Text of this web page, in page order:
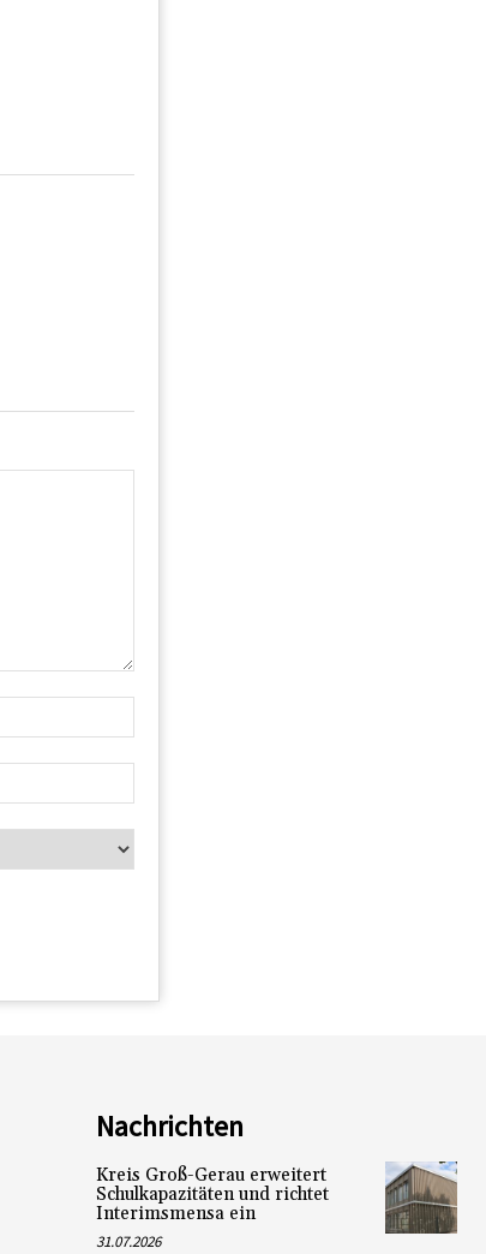
Nachrichten
Kreis Groß-Gerau erweitert
Schulkapazitäten und richtet
Interimsmensa ein
31.07.2026